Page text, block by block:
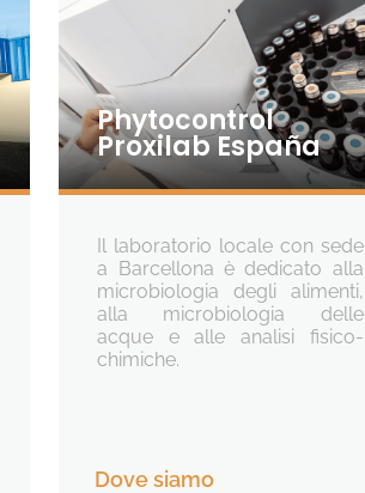
Phytocontrol
Proxilab España
Il laboratorio locale con sede
a Barcellona è dedicato alla
microbiologia degli alimenti,
alla microbiologia delle
acque e alle analisi fisico-
chimiche.
Dove siamo